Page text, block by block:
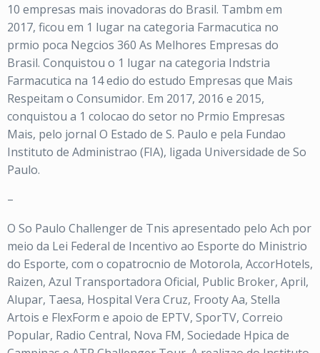
10 empresas mais inovadoras do Brasil. Tambm em
2017, ficou em 1 lugar na categoria Farmacutica no
prmio poca Negcios 360 As Melhores Empresas do
Brasil. Conquistou o 1 lugar na categoria Indstria
Farmacutica na 14 edio do estudo Empresas que Mais
Respeitam o Consumidor. Em 2017, 2016 e 2015,
conquistou a 1 colocao do setor no Prmio Empresas
Mais, pelo jornal O Estado de S. Paulo e pela Fundao
Instituto de Administrao (FIA), ligada Universidade de So
Paulo.
–
O So Paulo Challenger de Tnis apresentado pelo Ach por
meio da Lei Federal de Incentivo ao Esporte do Ministrio
do Esporte, com o copatrocnio de Motorola, AccorHotels,
Raizen, Azul Transportadora Oficial, Public Broker, April,
Alupar, Taesa, Hospital Vera Cruz, Frooty Aa, Stella
Artois e FlexForm e apoio de EPTV, SporTV, Correio
Popular, Radio Central, Nova FM, Sociedade Hpica de